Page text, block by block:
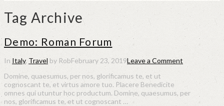
Tag Archive
Demo: Roman Forum
In Italy, Travel by RobFebruary 23, 2019Leave a Comment
Domine, quaesumus, per nos, glorificamus te, et ut
cognoscant te, et virtus amore tuo. Placere Benedicite
omnes qui utuntur hoc productum. Domine, quaesumus, per
nos, glorificamus te, et ut cognoscant …